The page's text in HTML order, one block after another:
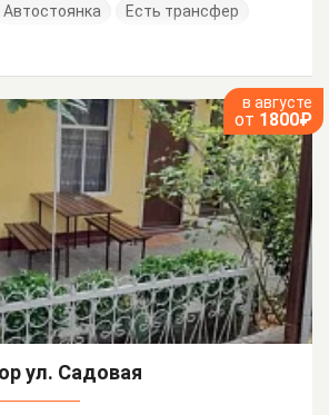
Автостоянка Есть трансфер
в августе
от 1800₽
ул. Садовая